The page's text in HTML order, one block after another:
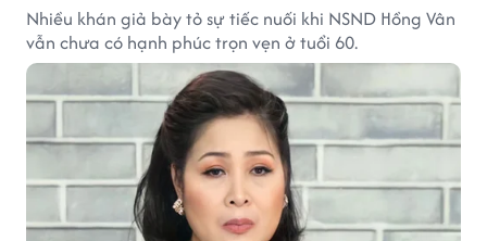
Nhiều khán giả bày tỏ sự tiếc nuối khi NSND Hồng Vân
vẫn chưa có hạnh phúc trọn vẹn ở tuổi 60.